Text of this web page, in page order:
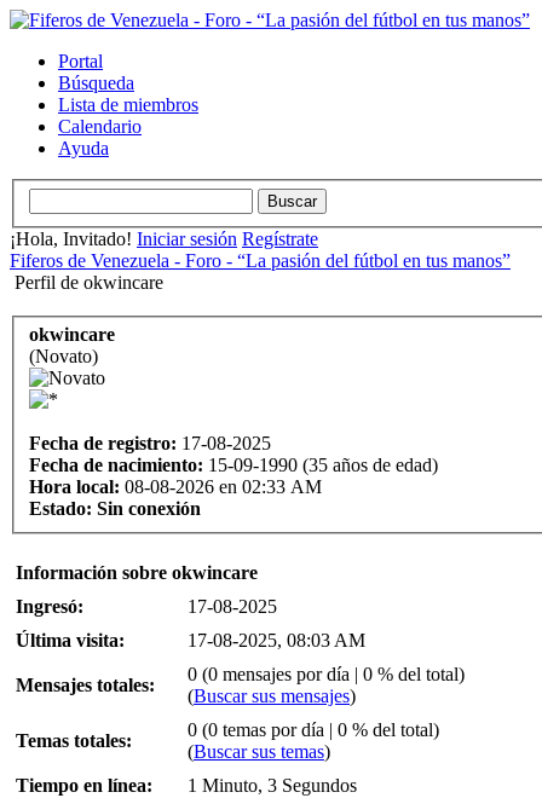
Portal
Búsqueda
Lista de miembros
Calendario
Ayuda
¡Hola, Invitado! Iniciar sesión Regístrate
Fiferos de Venezuela - Foro - “La pasión del fútbol en tus manos”
Perfil de okwincare
okwincare
(Novato)
Fecha de registro: 17-08-2025
Fecha de nacimiento: 15-09-1990 (35 años de edad)
Hora local: 08-08-2026 en 02:33 AM
Estado: Sin conexión
Información sobre okwincare
Ingresó:
17-08-2025
Última visita:
17-08-2025, 08:03 AM
Mensajes totales:
0 (0 mensajes por día | 0 % del total)
(Buscar sus mensajes)
Temas totales:
0 (0 temas por día | 0 % del total)
(Buscar sus temas)
Tiempo en línea:
1 Minuto, 3 Segundos